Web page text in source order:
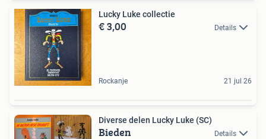
Lucky Luke collectie
€ 3,00 Details
Rockanje 21 jul 26
Diverse delen Lucky Luke (SC)
Bieden Details